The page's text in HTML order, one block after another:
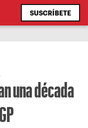
SUSCRÍBETE
una década